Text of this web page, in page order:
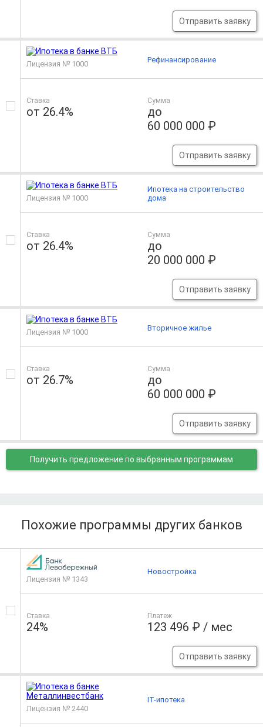
Отправить заявку
Лицензия № 1000
Ставка
от 26.4%
Сумма
до
60 000 000 ₽
Отправить заявку
Рефинансирование
Лицензия № 1000
Ставка
от 26.4%
Сумма
до
20 000 000 ₽
Отправить заявку
Ипотека на строительство
дома
Лицензия № 1000
Ставка
от 26.7%
Сумма
до
60 000 000 ₽
Отправить заявку
Вторичное жилье
Получить предложение по выбранным программам
Похожие программы других банков
Лицензия № 1343
Ставка
24%
Платеж
123 496 ₽ / мес
Отправить заявку
Новостройка
Лицензия № 2440
IT-ипотека